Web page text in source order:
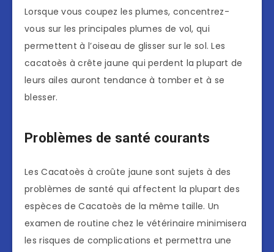
Lorsque vous coupez les plumes, concentrez-
vous sur les principales plumes de vol, qui
permettent à l’oiseau de glisser sur le sol. Les
cacatoès à crête jaune qui perdent la plupart de
leurs ailes auront tendance à tomber et à se
blesser.
Problèmes de santé courants
Les Cacatoès à croûte jaune sont sujets à des
problèmes de santé qui affectent la plupart des
espèces de Cacatoès de la même taille. Un
examen de routine chez le vétérinaire minimisera
les risques de complications et permettra une